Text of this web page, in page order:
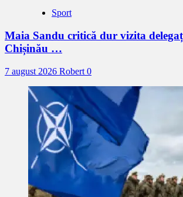
Sport
Maia Sandu critică dur vizita
Chișinău …
7 august 2026 Robert 0